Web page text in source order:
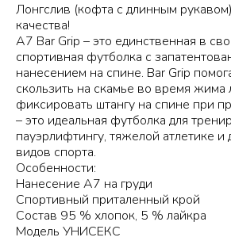
Лонгслив (кофта с длинным
качества!
A7 Bar Grip – это единственная в
спортивная футболка с
нанесением на спине. Bar Grip
скользить на скамье во время жима
фиксировать штангу на спине при
– это идеальная футболка для
пауэрлифтингу, тяжелой атлетике и
видов спорта.
Особенности:
Нанесение А7 на груди
Спортивный приталенный крой
Состав 95 % хлопок, 5 % лайкра
Модель УНИСЕКС